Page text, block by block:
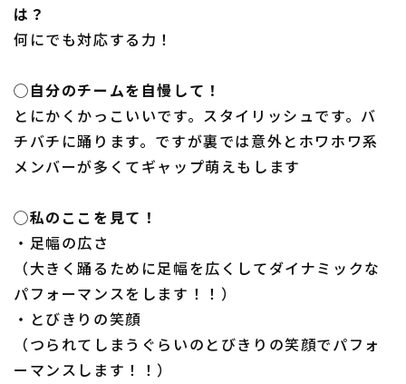
は？
何にでも対応する力！
◯自分のチームを自慢して！
とにかくかっこいいです。スタイリッシュです。バ
チバチに踊ります。ですが裏では意外とホワホワ系
メンバーが多くてギャップ萌えもします
◯私のここを見て！
・足幅の広さ
（大きく踊るために足幅を広くしてダイナミックな
パフォーマンスをします！！）
・とびきりの笑顔
（つられてしまうぐらいのとびきりの笑顔でパフォ
ーマンスします！！）